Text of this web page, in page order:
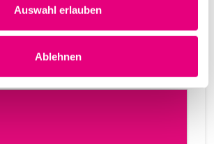
Auswahl erlauben
Ablehnen